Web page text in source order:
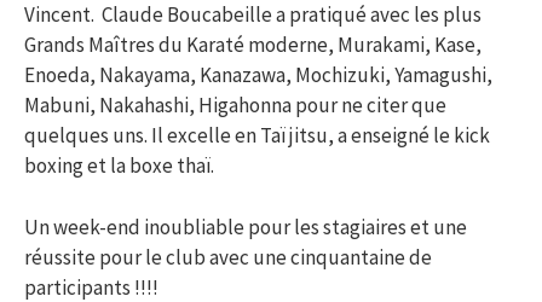
Vincent. Claude Boucabeille a pratiqué avec les plus
Grands Maîtres du Karaté moderne, Murakami, Kase,
Enoeda, Nakayama, Kanazawa, Mochizuki, Yamagushi,
Mabuni, Nakahashi, Higahonna pour ne citer que
quelques uns. Il excelle en Taï jitsu, a enseigné le kick
boxing et la boxe thaï.
Un week-end inoubliable pour les stagiaires et une
réussite pour le club avec une cinquantaine de
participants !!!!